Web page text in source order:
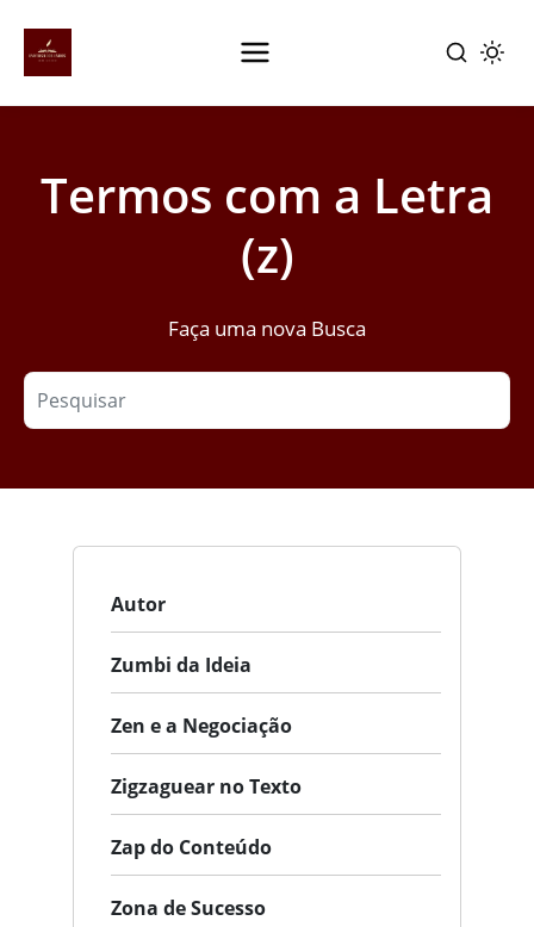
conteúdo
Termos com a Letra
(z)
Faça uma nova Busca
Autor
Zumbi da Ideia
Zen e a Negociação
Zigzaguear no Texto
Zap do Conteúdo
Zona de Sucesso